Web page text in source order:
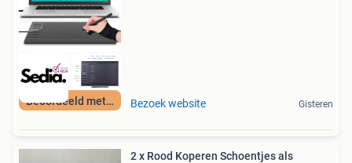
Beoordeeld met 9+ Bezoek website Gisteren
2 x Rood Koperen Schoentjes als